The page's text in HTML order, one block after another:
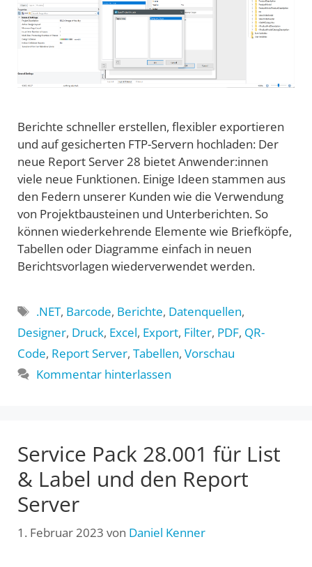
Berichte schneller erstellen, flexibler exportieren
und auf gesicherten FTP-Servern hochladen: Der
neue Report Server 28 bietet Anwender:innen
viele neue Funktionen. Einige Ideen stammen aus
den Federn unserer Kunden wie die Verwendung
von Projektbausteinen und Unterberichten. So
können wiederkehrende Elemente wie Briefköpfe,
Tabellen oder Diagramme einfach in neuen
Berichtsvorlagen wiederverwendet werden.
Schlagwörter
.NET, Barcode, Berichte, Datenquellen,
Designer, Druck, Excel, Export, Filter, PDF, QR-
Code, Report Server, Tabellen, Vorschau
Kommentar hinterlassen
Service Pack 28.001 für List
& Label und den Report
Server
1. Februar 2023 von Daniel Kenner